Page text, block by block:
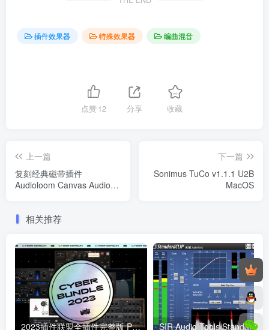
插件效果器 特殊效果器 编曲混音
点赞12 分享 收藏
上一篇
复刻经典磁带插件
Audioloom Canvas Audio
Keygen-R2R WiN
下一篇
Sonimus TuCo v1.1.1 U2B
MacOS
相关推荐
2023插件联盟全插件完整版 Plugin Alliance Cyber Bundle WIN